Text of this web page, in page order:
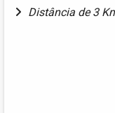
Distância de 3